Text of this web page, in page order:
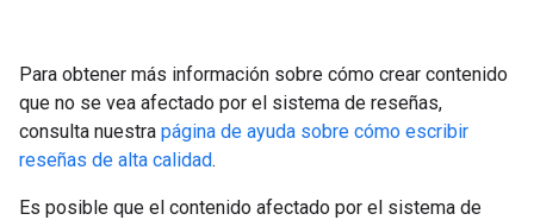
Para obtener más información sobre cómo crear contenido
que no se vea afectado por el sistema de reseñas,
consulta nuestra página de ayuda sobre cómo escribir
reseñas de alta calidad.
Es posible que el contenido afectado por el sistema de